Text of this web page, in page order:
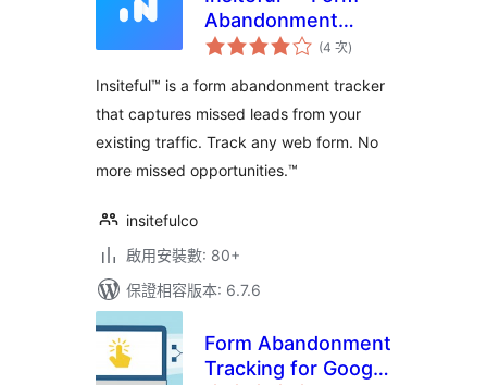
Abandonment
Tracking, Partial
Continue Later
(4 次評
分
數
)
Insiteful™ is a form abandonment tracker
that captures missed leads from your
existing traffic. Track any web form. No
more missed opportunities.™
insitefulco
啟用安裝數: 80+
保證相容版本: 6.7.6
Form Abandonment
Tracking for Google